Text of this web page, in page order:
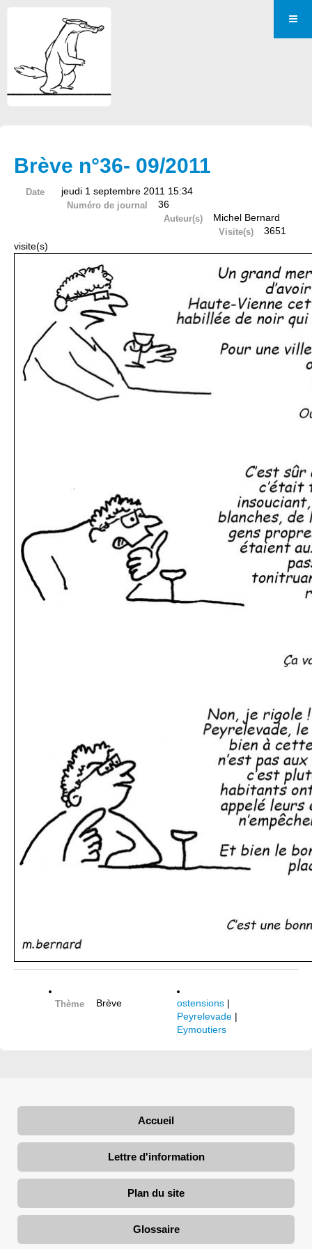
Brève n°36- 09/2011
Date jeudi 1 septembre 2011 15:34
Numéro de journal 36
Auteur(s) Michel Bernard
Visite(s)
3651
visite(s)
Thème Brève ostensions |
Peyrelevade |
Eymoutiers
Accueil
Lettre d'information
Plan du site
Glossaire